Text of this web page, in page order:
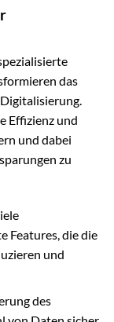
das
Effizienz und
und dabei
zu
Features, die die
und
des